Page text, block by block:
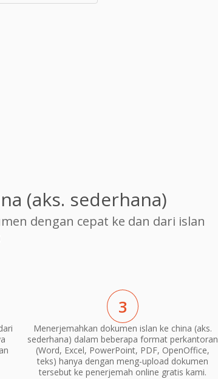
(aks. sederhana)
dengan cepat ke dan dari islan
3
Menerjemahkan dokumen islan ke china (aks.
sederhana) dalam beberapa format perkantoran
(Word, Excel, PowerPoint, PDF, OpenOffice,
teks) hanya dengan meng-upload dokumen
tersebut ke penerjemah online gratis kami.